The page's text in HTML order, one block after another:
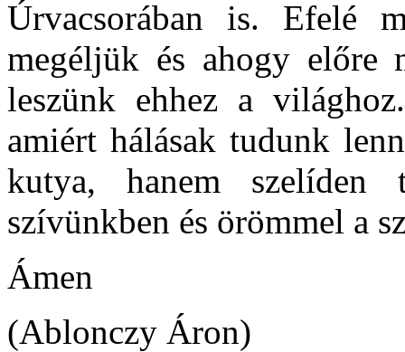
Úrvacsorában is. Efelé
megéljük és ahogy előre
leszünk ehhez a
amiért hálásak tudunk
kutya, hanem szelíden
szívünkben és örömmel a
Ámen
(Ablonczy Áron)